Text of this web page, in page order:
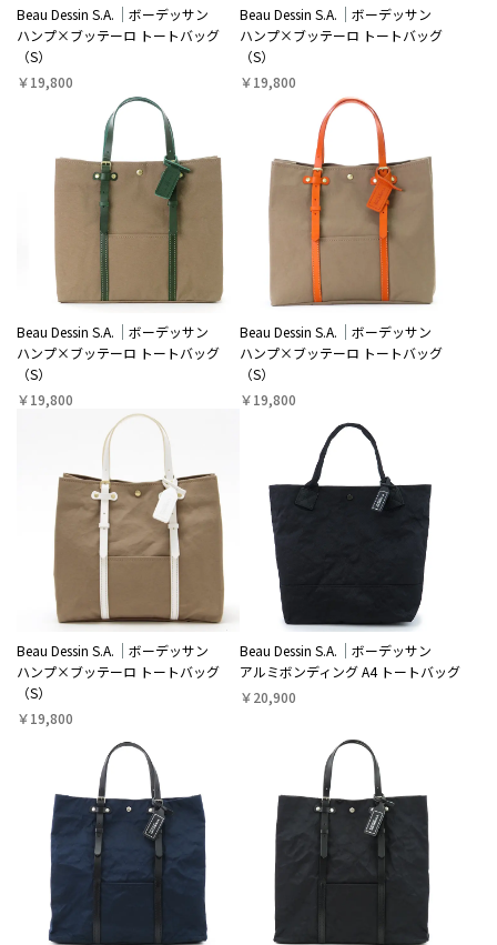
Beau Dessin S.A.
ボーデッサン
ハンプ×ブッテーロ トートバッグ
（S）
￥19,800
Beau Dessin S.A.
ボーデッサン
ハンプ×ブッテーロ トートバッグ
（S）
￥19,800
Beau Dessin S.A.
ボーデッサン
ハンプ×ブッテーロ トートバッグ
（S）
￥19,800
Beau Dessin S.A.
ボーデッサン
ハンプ×ブッテーロ トートバッグ
（S）
￥19,800
Beau Dessin S.A.
ボーデッサン
ハンプ×ブッテーロ トートバッグ
（S）
￥19,800
Beau Dessin S.A.
ボーデッサン
アルミボンディング A4 トートバッグ
￥20,900